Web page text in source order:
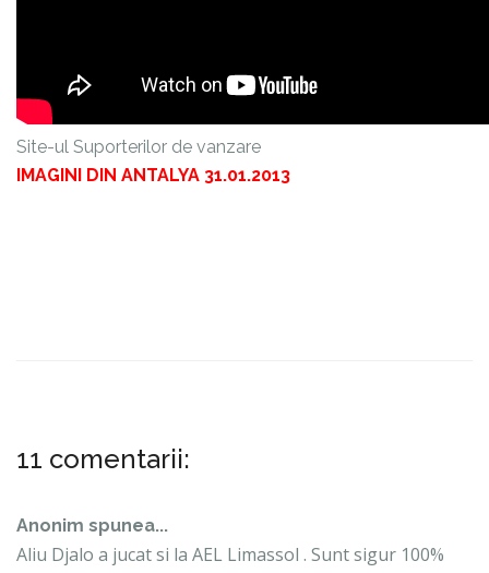
Site-ul Suporterilor de vanzare
IMAGINI DIN ANTALYA 31.01.2013
11 comentarii:
Anonim spunea...
Aliu Djalo a jucat si la AEL Limassol . Sunt sigur 100%